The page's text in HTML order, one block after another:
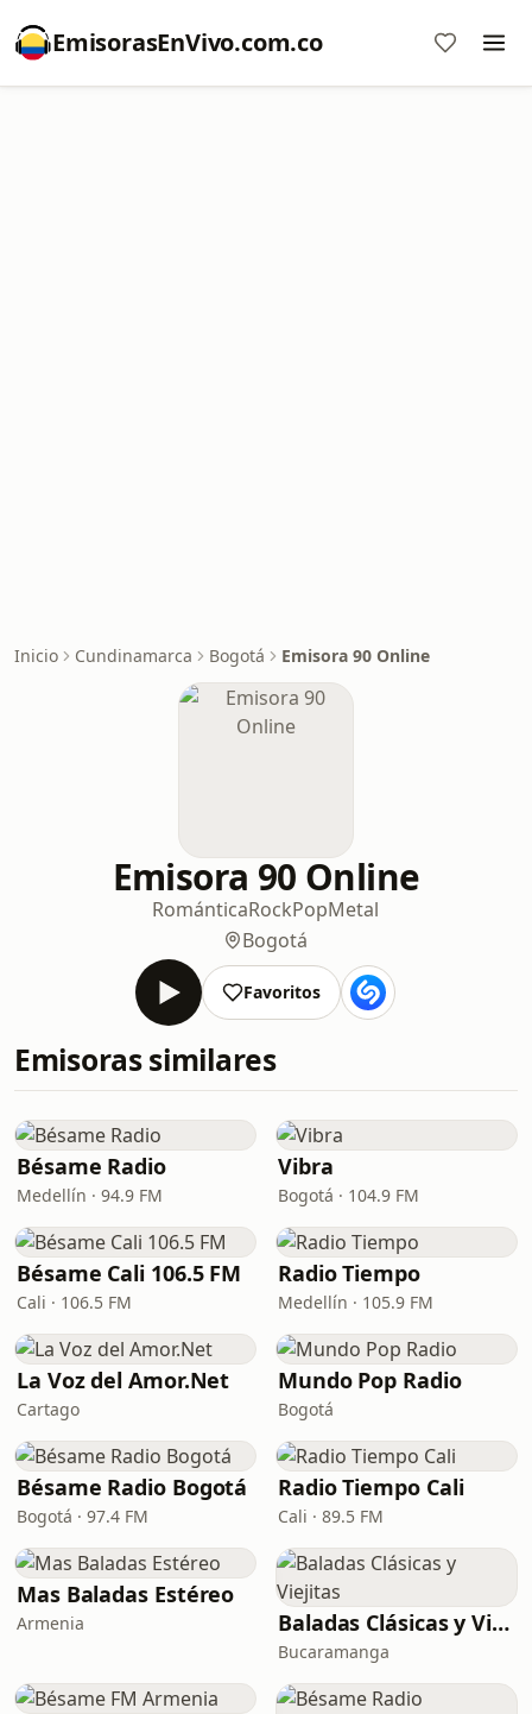
EmisorasEnVivo.com.co
Inicio Cundinamarca Bogotá Emisora 90 Online
Emisora 90 Online
RománticaRockPopMetal
Bogotá
Favoritos
Emisoras similares
Bésame Radio
Medellín · 94.9 FM
Vibra
Bogotá · 104.9 FM
Bésame Cali 106.5 FM
Cali · 106.5 FM
Radio Tiempo
Medellín · 105.9 FM
La Voz del Amor.Net
Cartago
Mundo Pop Radio
Bogotá
Bésame Radio Bogotá
Bogotá · 97.4 FM
Radio Tiempo Cali
Cali · 89.5 FM
Mas Baladas Estéreo
Armenia Baladas Clásicas y Viejitas
Bucaramanga